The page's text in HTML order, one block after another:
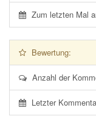
Zum letzten Mal
Bewertung:
Anzahl der
Letzter